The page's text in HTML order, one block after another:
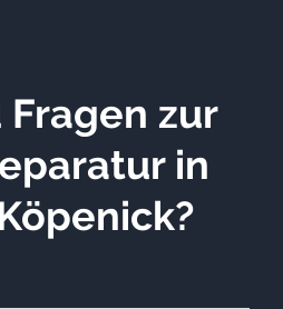
Fragen zur
in